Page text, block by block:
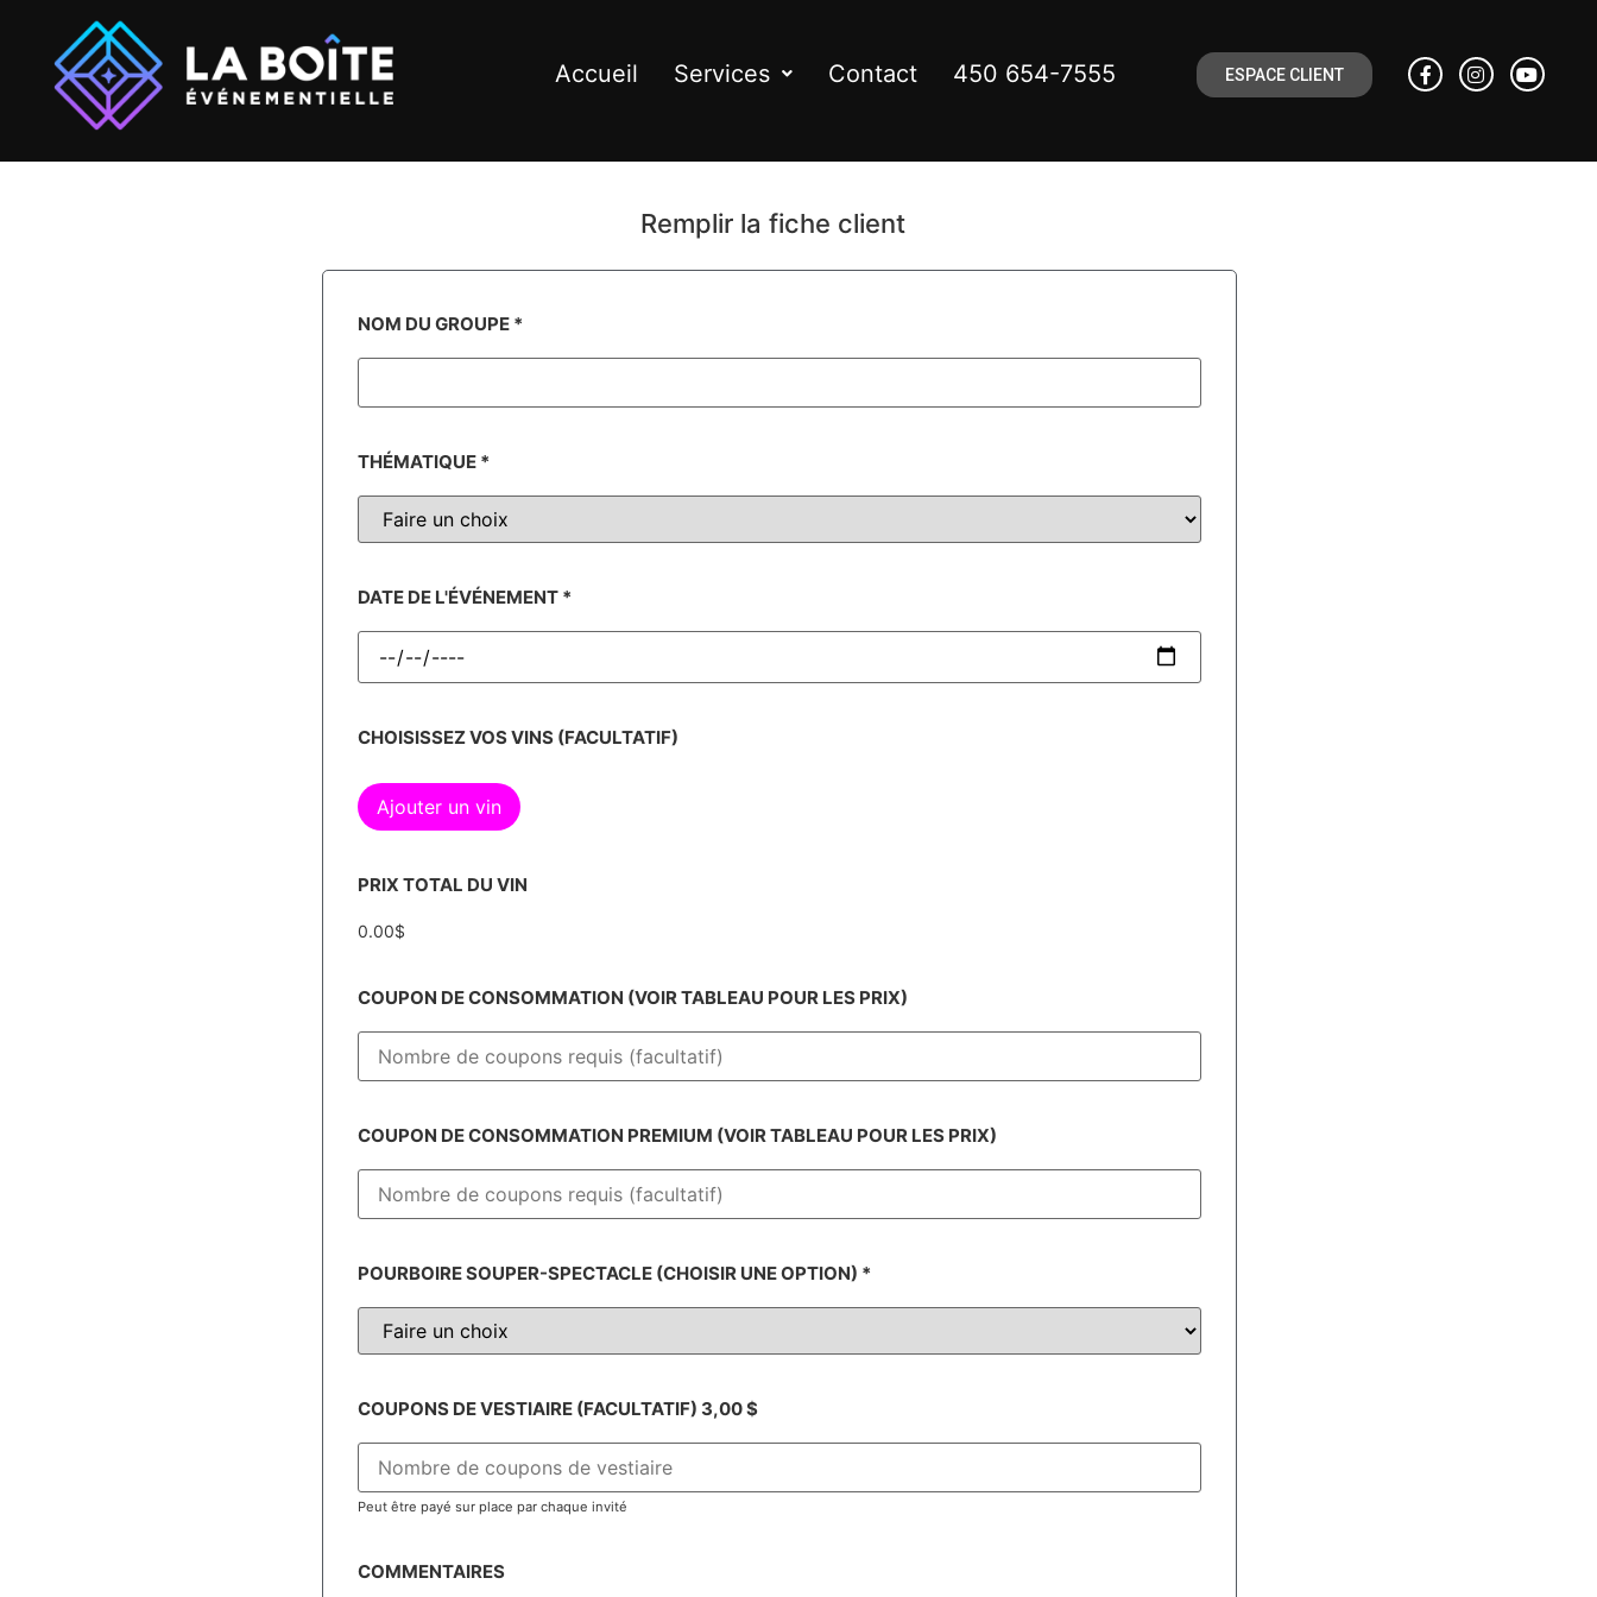
Accueil Services Contact 450 654-7555 ESPACE CLIENT
Remplir la fiche client
NOM DU GROUPE *
THÉMATIQUE *
DATE DE L'ÉVÉNEMENT *
CHOISISSEZ VOS VINS (FACULTATIF)
Ajouter un vin
PRIX TOTAL DU VIN
0.00$
COUPON DE CONSOMMATION (VOIR TABLEAU POUR LES PRIX)
COUPON DE CONSOMMATION PREMIUM (VOIR TABLEAU POUR LES PRIX)
POURBOIRE SOUPER-SPECTACLE (CHOISIR UNE OPTION) *
COUPONS DE VESTIAIRE (FACULTATIF) 3,00 $
Peut être payé sur place par chaque invité
COMMENTAIRES